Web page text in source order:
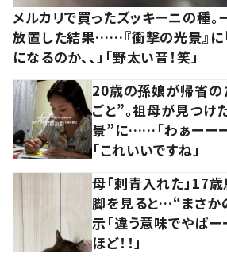
メルカリで買ったズッキーニの種
放置した結果……『衝撃の光景』に
になるのか、、」「野太い音！笑」
20歳の孫娘が帰省の
ごと”。祖母が見つけ
景”に……「わぁーーー
「これいいですね」
母「刺青入れた」17歳
脚を見ると…“まさ
示「違う意味でやばー
ほど！！」